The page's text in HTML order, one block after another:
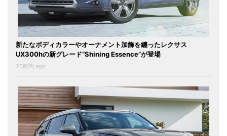
新たなボディカラーやオーナメント加飾を纏ったレクサス
UX300hの新グレード“Shining Essence”が登場
20時間 ago